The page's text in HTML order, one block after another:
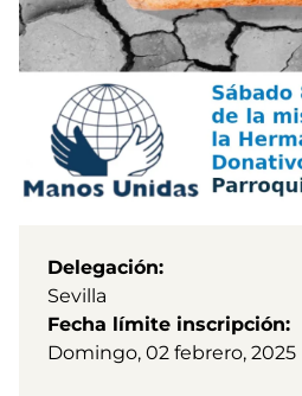
Delegación
Sevilla
Fecha límite inscripción
Domingo, 02 febrero, 2025